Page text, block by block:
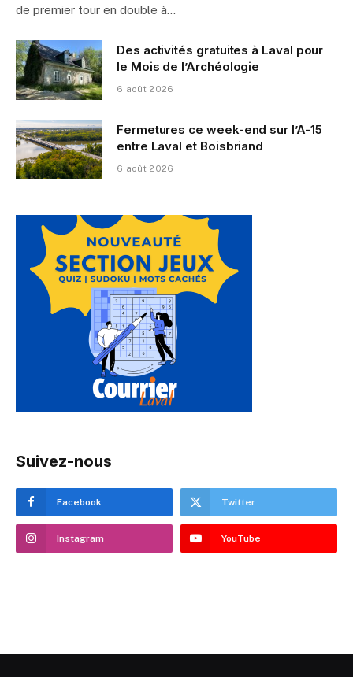
de premier tour en double à…
Des activités gratuites à Laval pour
le Mois de l’Archéologie
6 août 2026
Fermetures ce week-end sur l’A-15
entre Laval et Boisbriand
6 août 2026
Suivez-nous
Facebook Twitter
Instagram YouTube